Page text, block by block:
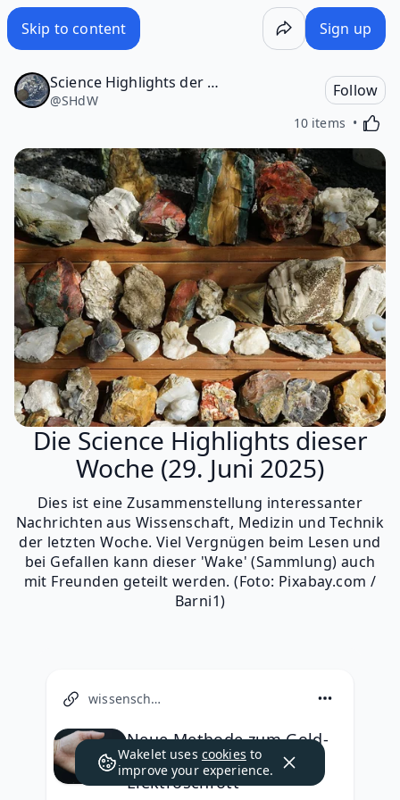
Skip to content Sign up
Science Highlights der Woche
@SHdW
Follow
10 items
Die Science Highlights dieser
Woche (29. Juni 2025)
Dies ist eine Zusammenstellung interessanter
Nachrichten aus Wissenschaft, Medizin und Technik
der letzten Woche. Viel Vergnügen beim Lesen und
bei Gefallen kann dieser 'Wake' (Sammlung) auch
mit Freunden geteilt werden. (Foto: Pixabay.com /
Barni1)
wissenschaft.de
Neue Methode zum Gold-
Recycling aus
Elektroschrott
Wakelet uses cookies to
improve your experience.